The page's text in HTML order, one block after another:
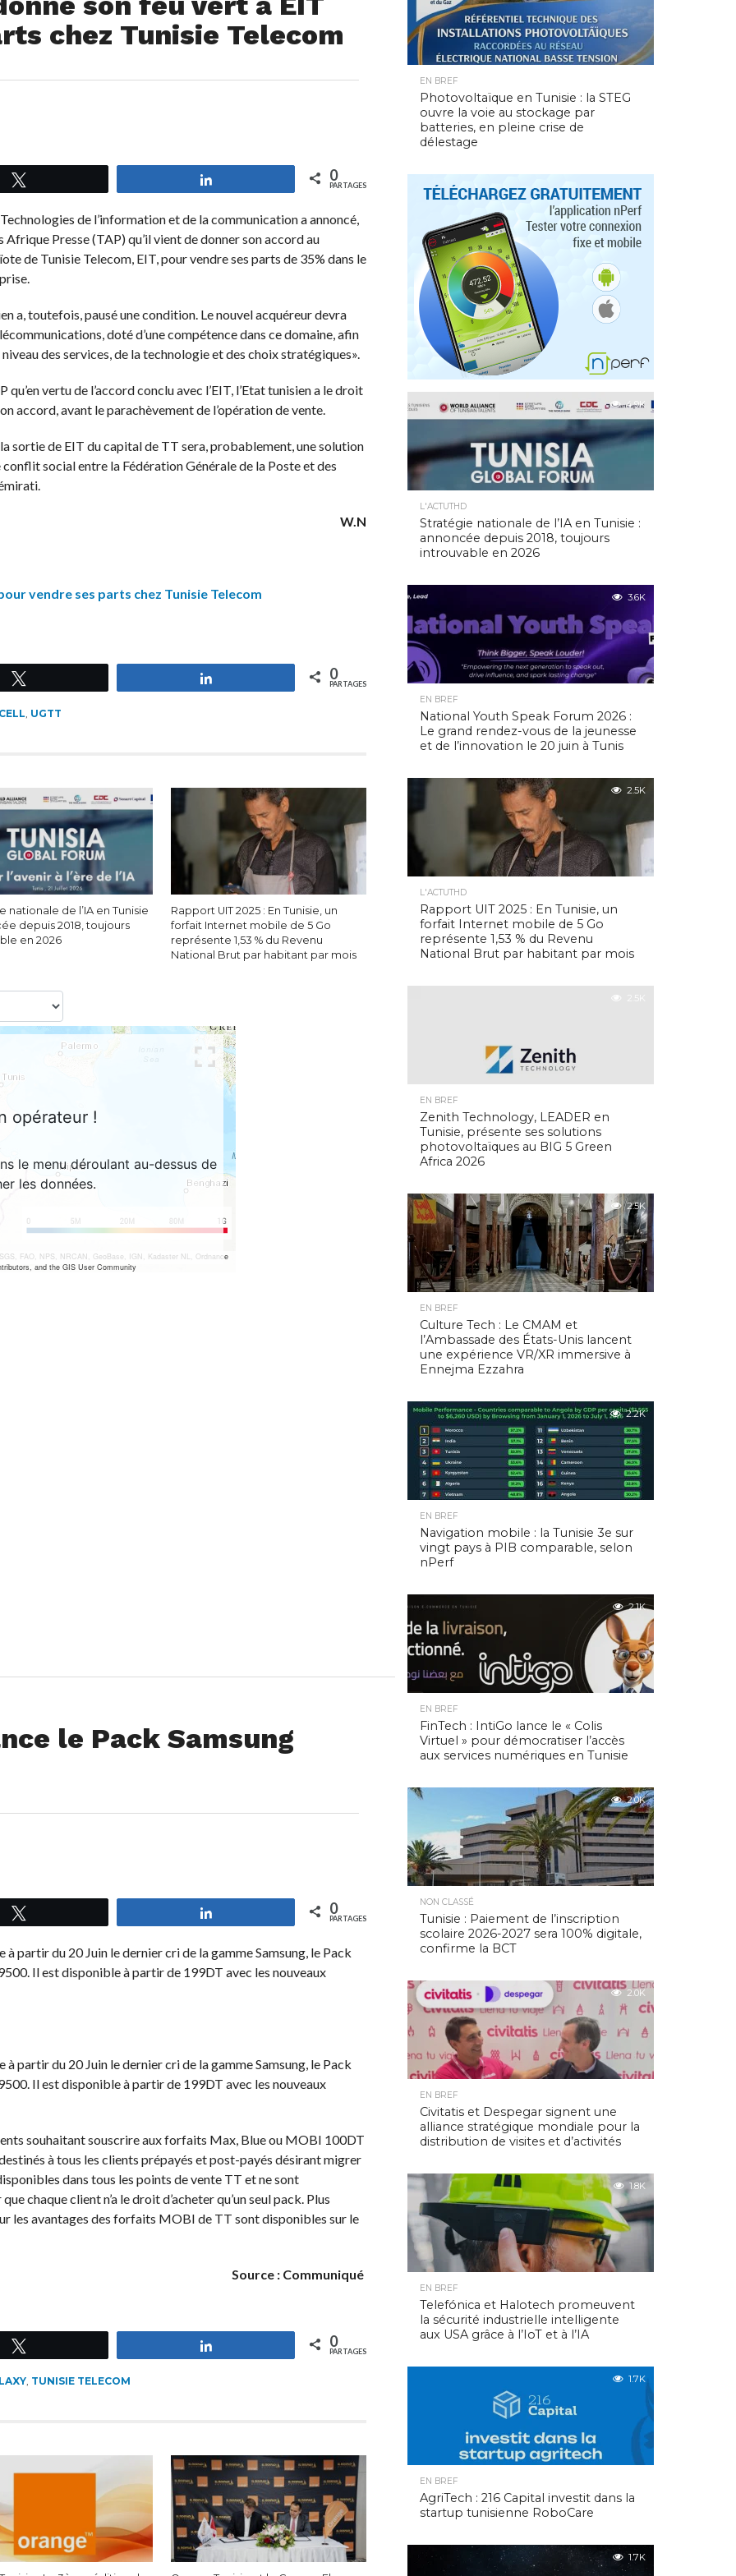
chez Tunisie Telecom
0
PARTAGES
de l’information et de la communication a annoncé,
Afrique Presse (TAP) qu’il vient de donner son accord au
de Tunisie Telecom, EIT, pour vendre ses parts de 35% dans le
a, toutefois, pausé une condition. Le nouvel acquéreur devra
doté d’une compétence dans ce domaine, afin
des services, de la technologie et des choix stratégiques».
vertu de l’accord conclu avec l’EIT, l’Etat tunisien a le droit
accord, avant le parachèvement de l’opération de vente.
sortie de EIT du capital de TT sera, probablement, une solution
social entre la Fédération Générale de la Poste et des
W.N
vendre ses parts chez Tunisie Telecom
0
PARTAGES
, UGTT
nationale de l’IA en Tunisie
depuis 2018, toujours
en 2026
Rapport UIT 2025 : En Tunisie, un
forfait Internet mobile de 5 Go
représente 1,53 % du Revenu
National Brut par habitant par mois
le Pack Samsung
0
PARTAGES
à partir du 20 Juin le dernier cri de la gamme Samsung, le Pack
Il est disponible à partir de 199DT avec les nouveaux
à partir du 20 Juin le dernier cri de la gamme Samsung, le Pack
Il est disponible à partir de 199DT avec les nouveaux
souhaitant souscrire aux forfaits Max, Blue ou MOBI 100DT
à tous les clients prépayés et post-payés désirant migrer
dans tous les points de vente TT et ne sont
chaque client n’a le droit d’acheter qu’un seul pack. Plus
les avantages des forfaits MOBI de TT sont disponibles sur le
Source : Communiqué
0
PARTAGES
, TUNISIE TELECOM
EN BREF
Photovoltaïque en Tunisie : la STEG
ouvre la voie au stockage par
batteries, en pleine crise de
délestage
4.9K
L'ACTUTHD
Stratégie nationale de l’IA en Tunisie :
annoncée depuis 2018, toujours
introuvable en 2026
3.6K
EN BREF
National Youth Speak Forum 2026 :
Le grand rendez-vous de la jeunesse
et de l’innovation le 20 juin à Tunis
2.5K
L'ACTUTHD
Rapport UIT 2025 : En Tunisie, un
forfait Internet mobile de 5 Go
représente 1,53 % du Revenu
National Brut par habitant par mois
2.5K
EN BREF
Zenith Technology, LEADER en
Tunisie, présente ses solutions
photovoltaïques au BIG 5 Green
Africa 2026
2.5K
EN BREF
Culture Tech : Le CMAM et
l’Ambassade des États-Unis lancent
une expérience VR/XR immersive à
Ennejma Ezzahra
2.2K
EN BREF
Navigation mobile : la Tunisie 3e sur
vingt pays à PIB comparable, selon
nPerf
2.1K
EN BREF
FinTech : IntiGo lance le « Colis
Virtuel » pour démocratiser l’accès
aux services numériques en Tunisie
2.0K
NON CLASSÉ
Tunisie : Paiement de l’inscription
scolaire 2026-2027 sera 100% digitale,
confirme la BCT
2.0K
EN BREF
Civitatis et Despegar signent une
alliance stratégique mondiale pour la
distribution de visites et d’activités
1.8K
EN BREF
Telefónica et Halotech promeuvent
la sécurité industrielle intelligente
aux USA grâce à l’IoT et à l’IA
1.7K
EN BREF
AgriTech : 216 Capital investit dans la
startup tunisienne RoboCare
1.7K